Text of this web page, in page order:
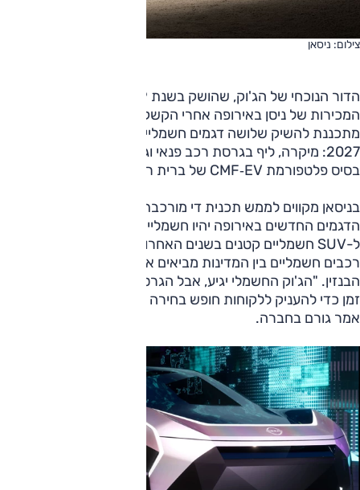
צילום: ניסאן
המכירות של ניסן באירופה אחרי הקשקאי. כאמור, החברה
מתכננת להשיק שלושה דגמים חשמליים מרכזיים באירופה עד
2027: מיקרה, ליף בגרסת רכב פנאי וג'וק חשמלי – כולם על
בסיס פלטפורמת CMF‑EV של ברית רנו-ניסן-מיצובישי.
בניסאן מקווים לממש תכנית די מורכבת - עד סוף העשור כל
הדגמים החדשים באירופה יהיו חשמליים. ואולם, הירידה בביקוש
ל-SUV חשמליים קטנים בשנים האחרונות - והפערים באימוץ
רכבים חשמליים בין המדינות מביאים את החברה לשמר את דגם
הבנזין. "הג'וק החשמלי יגיע, אבל הגרסה הקיימת תישאר למשך
זמן כדי להעניק ללקוחות חופש בחירה בין בנזין, היברידי וחשמלי,"
אמר גורם בחברה.